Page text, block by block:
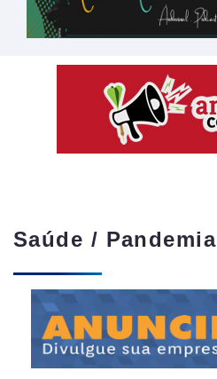
Saúde / Pandemia